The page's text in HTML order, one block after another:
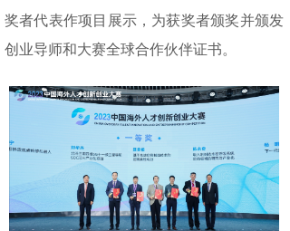
奖者代表作项目展示，为获奖者颁奖并颁发
创业导师和大赛全球合作伙伴证书。